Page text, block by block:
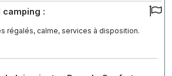
camping :
régalés, calme, services à disposition.